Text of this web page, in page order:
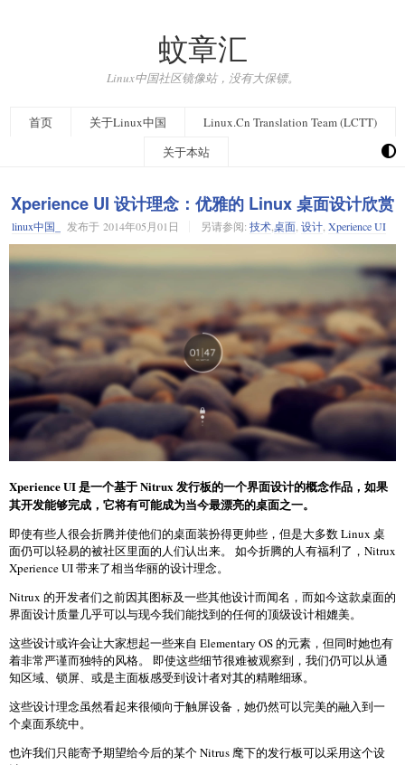
蚊章汇
Linux中国社区镜像站，没有大保镖。
首页 关于Linux中国
Linux.Cn Translation Team (LCTT)
关于本站
Xperience UI 设计理念：优雅的 Linux 桌面设计欣赏
linux中国_ 发布于 2014年05月01日 另请参阅: 技术桌面 设计 Xperience UI
Xperience UI 是一个基于 Nitrux 发行板的一个界面设计的概念作品，如果
其开发能够完成，它将有可能成为当今最漂亮的桌面之一。
即使有些人很会折腾并使他们的桌面装扮得更帅些，但是大多数 Linux 桌
面仍可以轻易的被社区里面的人们认出来。 如今折腾的人有福利了，Nitrux
Xperience UI 带来了相当华丽的设计理念。
Nitrux 的开发者们之前因其图标及一些其他设计而闻名，而如今这款桌面的
界面设计质量几乎可以与现今我们能找到的任何的顶级设计相媲美。
这些设计或许会让大家想起一些来自 Elementary OS 的元素，但同时她也有
着非常严谨而独特的风格。 即使这些细节很难被观察到，我们仍可以从通
知区域、锁屏、或是主面板感受到设计者对其的精雕细琢。
这些设计理念虽然看起来很倾向于触屏设备，她仍然可以完美的融入到一
个桌面系统中。
也许我们只能寄予期望给今后的某个 Nitrus 麾下的发行板可以采用这个设